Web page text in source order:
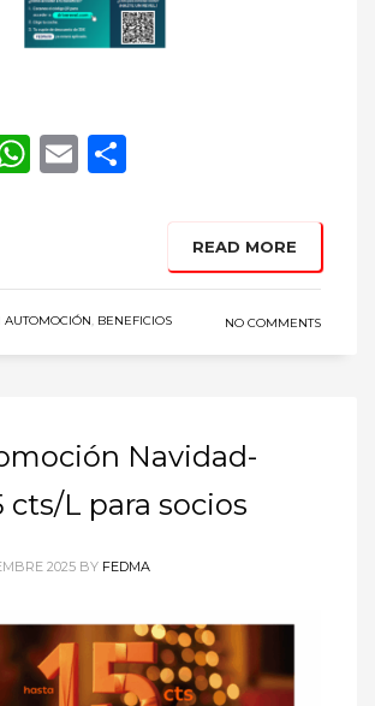
WhatsApp
Email
READ MORE
AUTOMOCIÓN, BENEFICIOS NO COMMENTS
Navidad-
cts/L para socios
2025 BY FEDMA